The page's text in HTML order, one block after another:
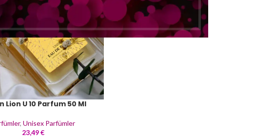
Lion U 10 Parfum 50 Ml
,Unisex Parfümler
23,49€